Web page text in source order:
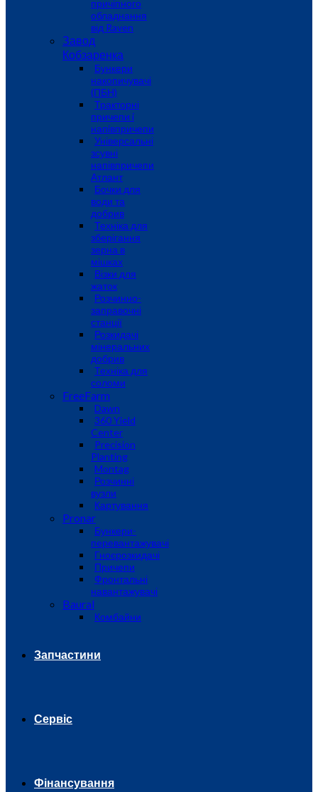
причіпного
обладнання
від Raven
Завод
Кобзаренка
Бункери
накопичувачі
(ПБН)
Тракторні
причепи i
напiвпричепи
Універсальні
зсувні
напівпричепи
Атлант
Бочки для
води та
добрив
Техніка для
зберігання
зерна в
мішках
Візки для
жаток
Розчинно-
заправочні
станції
Розкидачі
мінеральних
добрив
Техніка для
соломи
FreeFarm
Dawn
360 Yield
Center
Precision
Planting
Montag
Розчинні
вузли
Картування
Pronar
Бункери-
перевантажувачі
Гноєрозкидачі
Причепи
Фронтальні
навантажувачі
Baural
Комбайни
Запчастини
Сервіс
Фінансування